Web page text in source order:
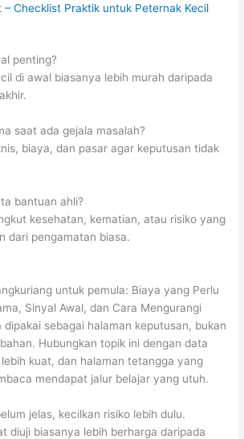
– Checklist Praktik untuk Peternak Kecil
penting?
di awal biasanya lebih murah daripada
saat ada gejala masalah?
biaya, dan pasar agar keputusan tidak
bantuan ahli?
kesehatan, kematian, atau risiko yang
dari pengamatan biasa.
untuk pemula: Biaya yang Perlu
Sinyal Awal, dan Cara Mengurangi
dipakai sebagai halaman keputusan, bukan
Hubungkan topik ini dengan data
kuat, dan halaman tetangga yang
mendapat jalur belajar yang utuh.
jelas, kecilkan risiko lebih dulu.
diuji biasanya lebih berharga daripada